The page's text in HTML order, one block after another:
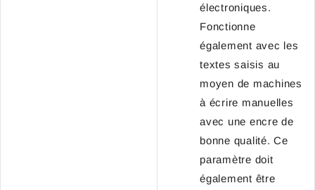
électroniques.
Fonctionne
également avec les
textes saisis au
moyen de machines
à écrire manuelles
avec une encre de
bonne qualité. Ce
paramètre doit
également être